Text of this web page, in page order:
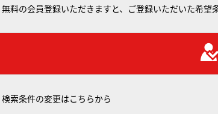
無料の会員登録いただきますと、ご登録いただいた希望
検索条件の変更はこちらから